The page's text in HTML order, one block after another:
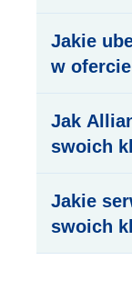
Jakie
w
Jak
swoich
Jakie
swoich